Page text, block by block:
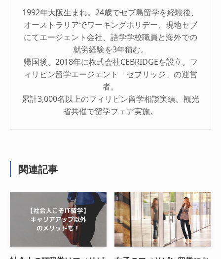
1992年大阪生まれ。24歳でセブ島留学を経験後、
オーストラリアでワーキングホリデー、現地セブ
にてエージェント会社、語学学校職員と海外での
就労経験を3年積む。
帰国後、2018年に株式会社CEBRIDGEを設立。フ
ィリピン留学エージェント「セブリッジ」の運営
者。
累計3,000名以上のフィリピン留学相談実績。観光
省共催で留学フェア実施。
関連記事